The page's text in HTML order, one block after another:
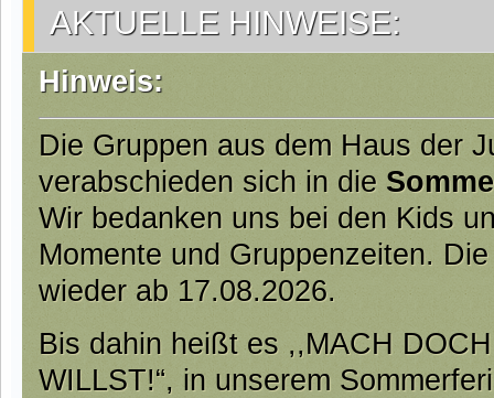
AKTUELLE HINWEISE:
Hinweis:
Die Gruppen aus dem Haus der
verabschieden sich in die
Wir bedanken uns bei den Kids
Momente und Gruppenzeiten.
wieder ab 17.08.2026.
Bis dahin heißt es ,,MACH
WILLST!“, in unserem